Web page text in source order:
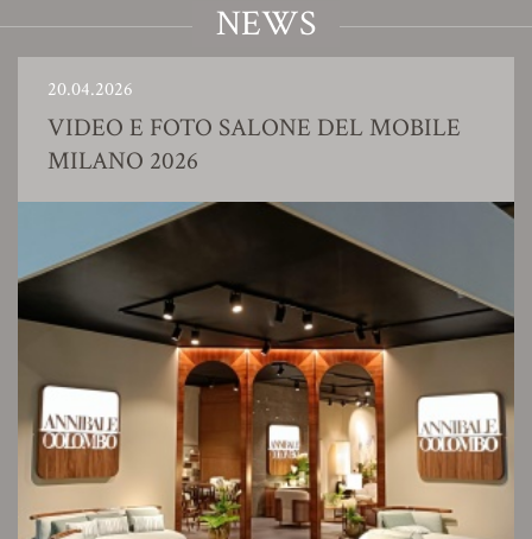
NEWS
20.04.2026
VIDEO E FOTO SALONE DEL MOBILE
MILANO 2026